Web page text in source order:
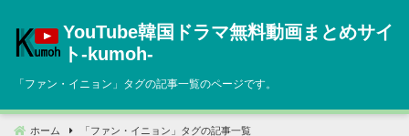
へ
YouTube韓国ドラマ無料動画まとめサイ
ト‐kumoh‐
「ファン・イニョン 」タグの記事一覧のページです。
ホーム 「 ファン・イニョン 」タグの記事一覧